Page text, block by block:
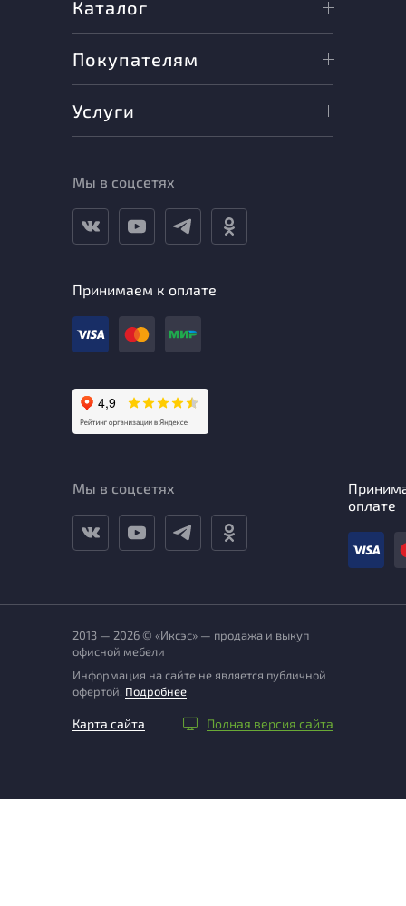
Каталог
Покупателям
Услуги
Мы в соцсетях
Принимаем к оплате
Мы в соцсетях
оплате
2013 — 2026 © «Иксэс» — продажа и выкуп
офисной мебели
Информация на сайте не является публичной
офертой. Подробнее
Карта сайта Полная версия сайта